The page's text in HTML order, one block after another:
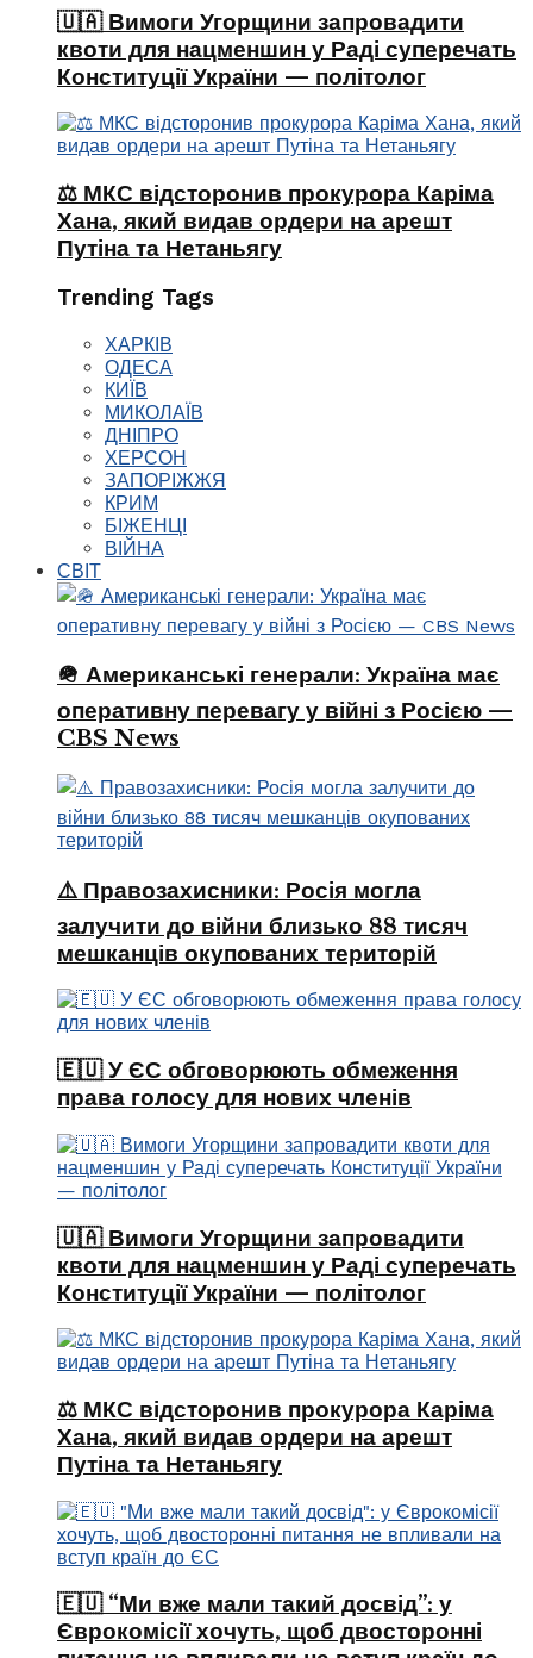
🇺🇦 Вимоги Угорщини запровадити
квоти для нацменшин у Раді суперечать
Конституції України — політолог
⚖️ МКС відсторонив прокурора Каріма
Хана, який видав ордери на арешт
Путіна та Нетаньягу
Trending Tags
ХАРКІВ
ОДЕСА
КИЇВ
МИКОЛАЇВ
ДНІПРО
ХЕРСОН
ЗАПОРІЖЖЯ
КРИМ
БІЖЕНЦІ
ВІЙНА
СВІТ
🪖 Американські генерали: Україна має
оперативну перевагу у війні з Росією —
CBS News
⚠️ Правозахисники: Росія могла
залучити до війни близько 88 тисяч
мешканців окупованих територій
🇪🇺 У ЄС обговорюють обмеження
права голосу для нових членів
🇺🇦 Вимоги Угорщини запровадити
квоти для нацменшин у Раді суперечать
Конституції України — політолог
⚖️ МКС відсторонив прокурора Каріма
Хана, який видав ордери на арешт
Путіна та Нетаньягу
🇪🇺 “Ми вже мали такий досвід”: у
Єврокомісії хочуть, щоб двосторонні